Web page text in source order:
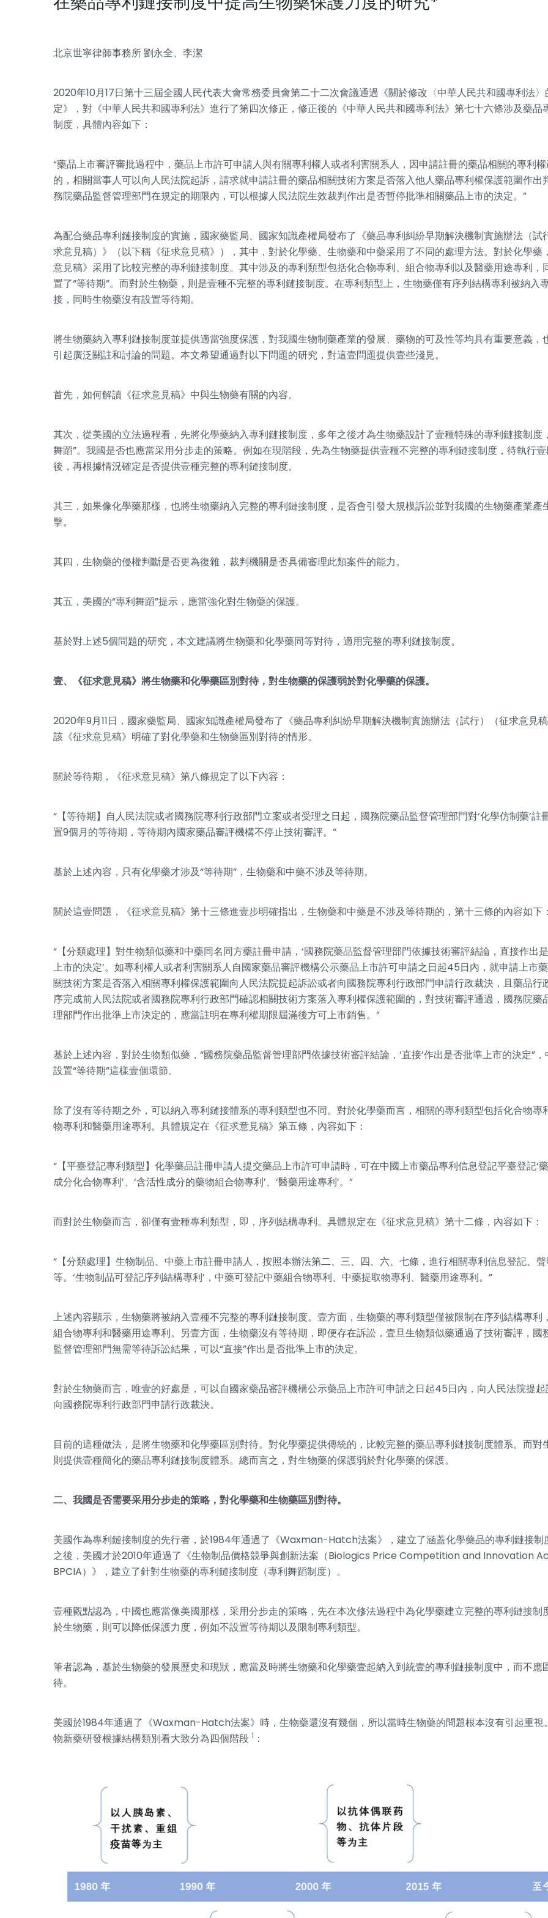
北京世寧律師事務所 劉永全、李潔
2020年10月17日第十三屆全國人民代表大會常務委員會第二十二次會議通過《關於修改〈中華人民共和國專利法〉
定》，對《中華人民共和國專利法》進行了第四次修正，修正後的《中華人民共和國專利法》第七十六條涉及藥品
制度，具體內容如下：
“藥品上市審評審批過程中，藥品上市許可申請人與有關專利權人或者利害關系人，因申請註冊的藥品相關的專利
的，相關當事人可以向人民法院起訴，請求就申請註冊的藥品相關技術方案是否落入他人藥品專利權保護範圍作出
務院藥品監督管理部門在規定的期限內，可以根據人民法院生效裁判作出是否暫停批準相關藥品上市的決定。”
為配合藥品專利鏈接制度的實施，國家藥監局、國家知識產權局發布了《藥品專利糾紛早期解決機制實施辦法（試
求意見稿）》（以下稱《征求意見稿》），其中，對於化學藥、生物藥和中藥采用了不同的處理方法。對於化學藥
意見稿》采用了比較完整的專利鏈接制度。其中涉及的專利類型包括化合物專利、組合物專利以及醫藥用途專利，
置了“等待期”。而對於生物藥，則是壹種不完整的專利鏈接制度。在專利類型上，生物藥僅有序列結構專利被納入
接，同時生物藥沒有設置等待期。
將生物藥納入專利鏈接制度並提供適當強度保護，對我國生物制藥產業的發展、藥物的可及性等均具有重要意義，
引起廣泛關註和討論的問題。本文希望通過對以下問題的研究，對這壹問題提供壹些淺見。
首先，如何解讀《征求意見稿》中與生物藥有關的內容。
其次，從美國的立法過程看，先將化學藥納入專利鏈接制度，多年之後才為生物藥設計了壹種特殊的專利鏈接制度
舞蹈”。我國是否也應當采用分步走的策略。例如在現階段，先為生物藥提供壹種不完整的專利鏈接制度，待執行
後，再根據情況確定是否提供壹種完整的專利鏈接制度。
其三，如果像化學藥那樣，也將生物藥納入完整的專利鏈接制度，是否會引發大規模訴訟並對我國的生物藥產業產
擊。
其四，生物藥的侵權判斷是否更為復雜，裁判機關是否具備審理此類案件的能力。
其五，美國的“專利舞蹈”提示，應當強化對生物藥的保護。
基於對上述5個問題的研究，本文建議將生物藥和化學藥同等對待，適用完整的專利鏈接制度。
壹、《征求意見稿》將生物藥和化學藥區別對待，對生物藥的保護弱於對化學藥的保護。
2020年9月11日，國家藥監局、國家知識產權局發布了《藥品專利糾紛早期解決機制實施辦法（試行）（征求意見稿
該《征求意見稿》明確了對化學藥和生物藥區別對待的情形。
關於等待期，《征求意見稿》第八條規定了以下內容：
“【等待期】自人民法院或者國務院專利行政部門立案或者受理之日起，國務院藥品監督管理部門對‘化學仿制藥’註
置9個月的等待期，等待期內國家藥品審評機構不停止技術審評。”
基於上述內容，只有化學藥才涉及“等待期”，生物藥和中藥不涉及等待期。
關於這壹問題，《征求意見稿》第十三條進壹步明確指出，生物藥和中藥是不涉及等待期的，第十三條的內容如下：
“【分類處理】對生物類似藥和中藥同名同方藥註冊申請，‘國務院藥品監督管理部門依據技術審評結論，直接作出
上市的決定’。如專利權人或者利害關系人自國家藥品審評機構公示藥品上市許可申請之日起45日內，就申請上市
關技術方案是否落入相關專利權保護範圍向人民法院提起訴訟或者向國務院專利行政部門申請行政裁決，且藥品行
序完成前人民法院或者國務院專利行政部門確認相關技術方案落入專利權保護範圍的，對技術審評通過，國務院藥
理部門作出批準上市決定的，應當註明在專利權期限屆滿後方可上市銷售。”
基於上述內容，對於生物類似藥，“國務院藥品監督管理部門依據技術審評結論，‘直接’作出是否批準上市的決定”
設置“等待期”這樣壹個環節。
除了沒有等待期之外，可以納入專利鏈接體系的專利類型也不同。對於化學藥而言，相關的專利類型包括化合物專
物專利和醫藥用途專利。具體規定在《征求意見稿》第五條，內容如下：
“【平臺登記專利類型】化學藥品註冊申請人提交藥品上市許可申請時，可在中國上市藥品專利信息登記平臺登記‘
成分化合物專利’、‘含活性成分的藥物組合物專利’、‘醫藥用途專利’。”
而對於生物藥而言，卻僅有壹種專利類型，即，序列結構專利。具體規定在《征求意見稿》第十二條，內容如下：
“【分類處理】生物制品、中藥上市註冊申請人，按照本辦法第二、三、四、六、七條，進行相關專利信息登記、
等。‘生物制品可登記序列結構專利’，中藥可登記中藥組合物專利、中藥提取物專利、醫藥用途專利。”
上述內容顯示，生物藥將被納入壹種不完整的專利鏈接制度。壹方面，生物藥的專利類型僅被限制在序列結構專利
組合物專利和醫藥用途專利。另壹方面，生物藥沒有等待期，即便存在訴訟，壹旦生物類似藥通過了技術審評，國
監督管理部門無需等待訴訟結果，可以“直接”作出是否批準上市的決定。
對於生物藥而言，唯壹的好處是，可以自國家藥品審評機構公示藥品上市許可申請之日起45日內，向人民法院提
向國務院專利行政部門申請行政裁決。
目前的這種做法，是將生物藥和化學藥區別對待。對化學藥提供傳統的，比較完整的藥品專利鏈接制度體系。而對
則提供壹種簡化的藥品專利鏈接制度體系。總而言之，對生物藥的保護弱於對化學藥的保護。
二、我國是否需要采用分步走的策略，對化學藥和生物藥區別對待。
美國作為專利鏈接制度的先行者，於1984年通過了《Waxman-Hatch法案》，建立了涵蓋化學藥品的專利鏈接制
之後，美國才於2010年通過了《生物制品價格競爭與創新法案（Biologics Price Competition and Innovation
BPCIA）》，建立了針對生物藥的專利鏈接制度（專利舞蹈制度）。
壹種觀點認為，中國也應當像美國那樣，采用分步走的策略，先在本次修法過程中為化學藥建立完整的專利鏈接制
於生物藥，則可以降低保護力度，例如不設置等待期以及限制專利類型。
筆者認為，基於生物藥的發展歷史和現狀，應當及時將生物藥和化學藥壹起納入到統壹的專利鏈接制度中，而不應
待。
美國於1984年通過了《Waxman-Hatch法案》時，生物藥還沒有幾個，所以當時生物藥的問題根本沒有引起重視
物新藥研發根據結構類別看大致分為四個階段 1 ：